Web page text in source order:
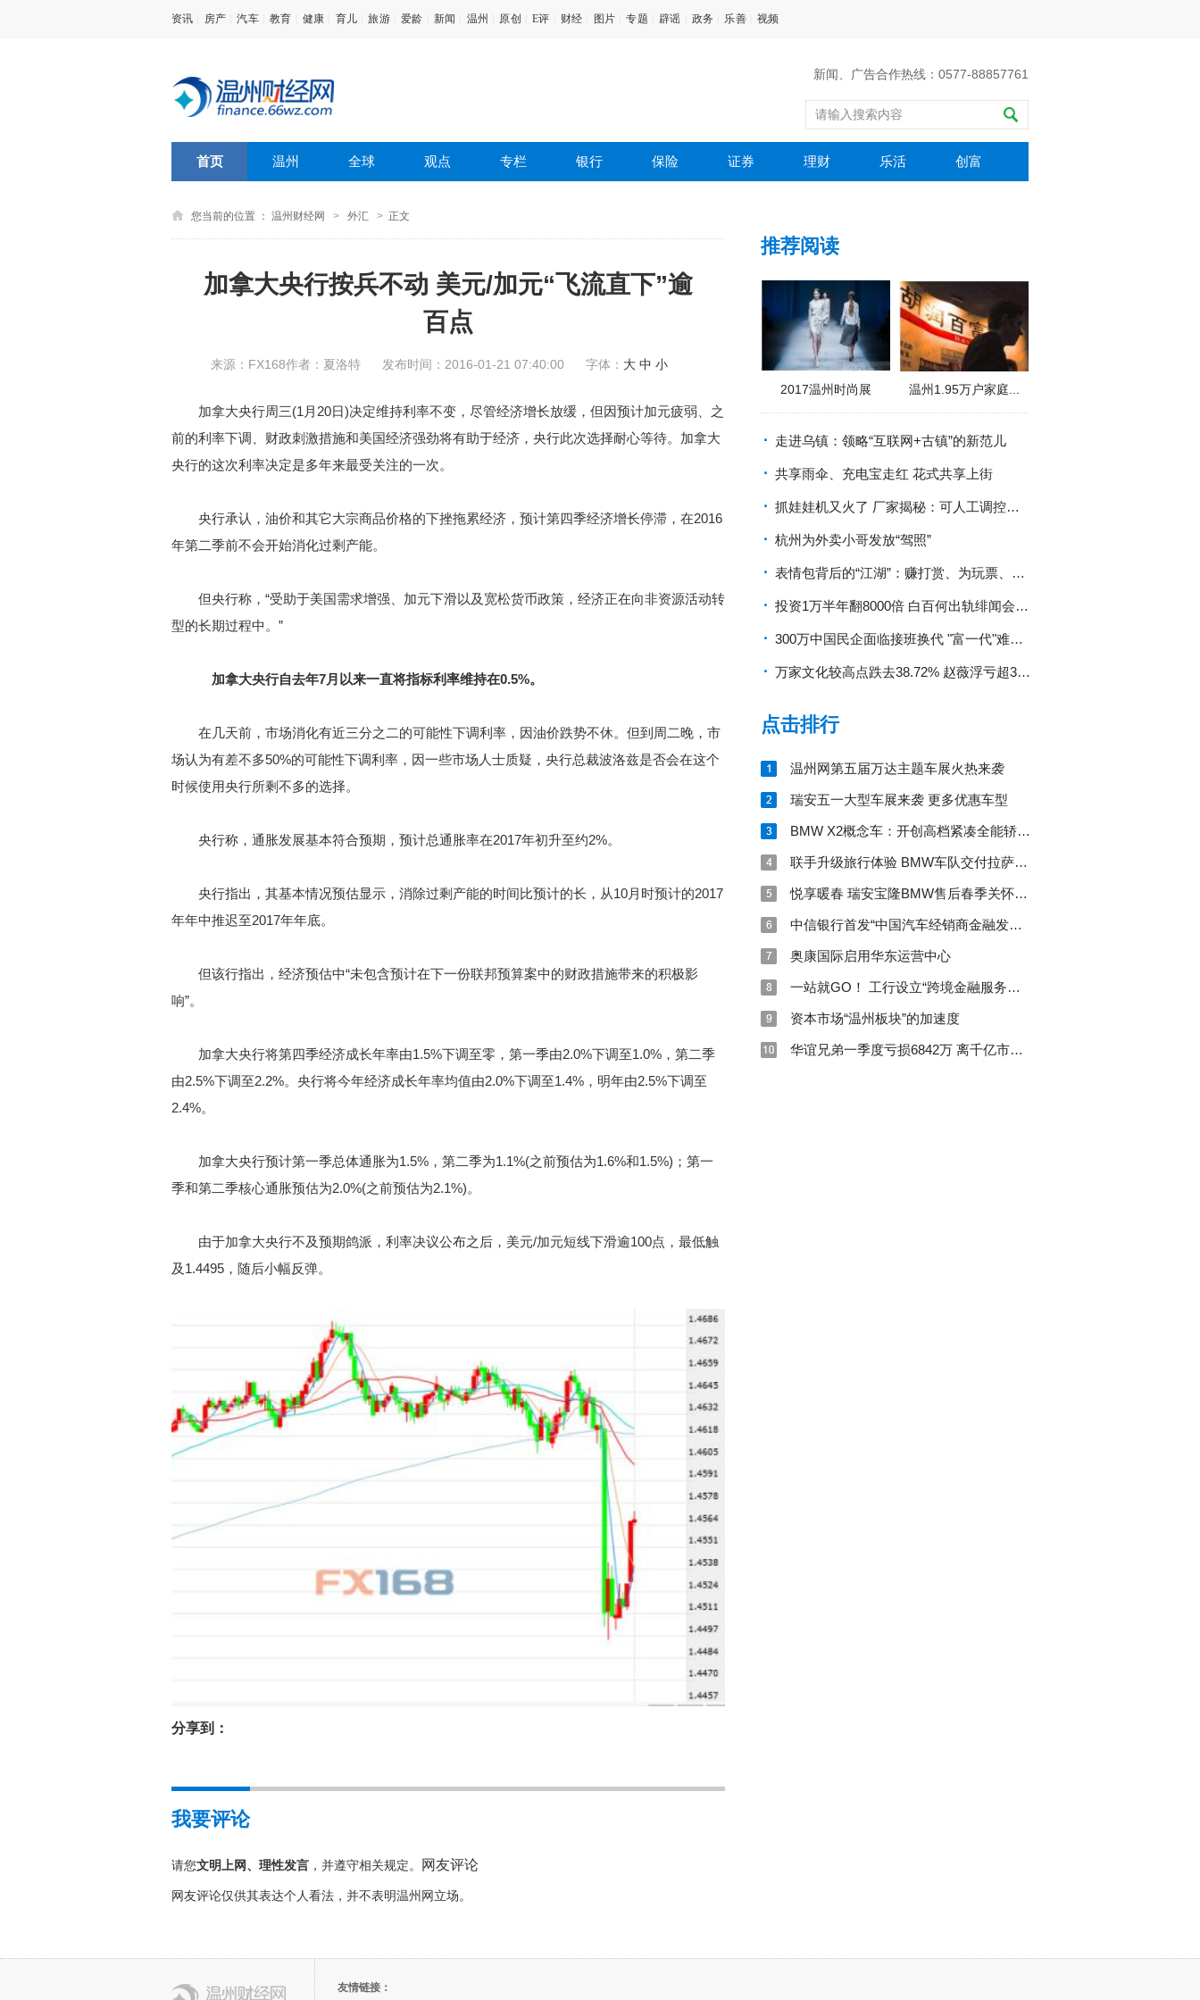
资讯 房产 汽车 教育 健康 育儿 旅游 爱龄 新闻 温州 原创 E评 财经 图片 专题 辟谣 政务 乐善 视频
新闻、广告合作热线：0577-88857761
首页 温州 全球 观点 专栏 银行 保险 证券 理财 乐活 创富
推荐阅读
2017温州时尚展 温州1.95万户家庭...
· 走进乌镇：领略“互联网+古镇”的新范儿
· 共享雨伞、充电宝走红 花式共享上街
· 抓娃娃机又火了 厂家揭秘：可人工调控抓取率
· 杭州为外卖小哥发放“驾照”
· 表情包背后的“江湖”：赚打赏、为玩票、开创事业
· 投资1万半年翻8000倍 白百何出轨绯闻会否坑投资人？
· 300万中国民企面临接班换代 "富一代"难找二代接班人
· 万家文化较高点跌去38.72% 赵薇浮亏超3800万
点击排行
温州网第五届万达主题车展火热来袭
瑞安五一大型车展来袭 更多优惠车型
BMW X2概念车：开创高档紧凑全能轿跑细分市场
联手升级旅行体验 BMW车队交付拉萨瑞吉度假酒店
悦享暖春 瑞安宝隆BMW售后春季关怀礼遇
中信银行首发“中国汽车经销商金融发展指数”
奥康国际启用华东运营中心
一站就GO！ 工行设立“跨境金融服务中心”
资本市场“温州板块”的加速度
华谊兄弟一季度亏损6842万 离千亿市值目标渐行渐远
您当前的位置 ： 温州财经网 > 外汇 > 正文
加拿大央行按兵不动 美元/加元“飞流直下”逾
百点
来源： FX168作者：夏洛特 发布时间： 2016-01-21 07:40:00 字体： 大 中 小
加拿大央行周三(1月20日)决定维持利率不变，尽管经济增长放缓，但因预计加元疲弱、之
前的利率下调、财政刺激措施和美国经济强劲将有助于经济，央行此次选择耐心等待。加拿大
央行的这次利率决定是多年来最受关注的一次。
央行承认，油价和其它大宗商品价格的下挫拖累经济，预计第四季经济增长停滞，在2016
年第二季前不会开始消化过剩产能。
但央行称，“受助于美国需求增强、加元下滑以及宽松货币政策，经济正在向非资源活动转
型的长期过程中。”
加拿大央行自去年7月以来一直将指标利率维持在0.5%。
在几天前，市场消化有近三分之二的可能性下调利率，因油价跌势不休。但到周二晚，市
场认为有差不多50%的可能性下调利率，因一些市场人士质疑，央行总裁波洛兹是否会在这个
时候使用央行所剩不多的选择。
央行称，通胀发展基本符合预期，预计总通胀率在2017年初升至约2%。
央行指出，其基本情况预估显示，消除过剩产能的时间比预计的长，从10月时预计的2017
年年中推迟至2017年年底。
但该行指出，经济预估中“未包含预计在下一份联邦预算案中的财政措施带来的积极影
响”。
加拿大央行将第四季经济成长年率由1.5%下调至零，第一季由2.0%下调至1.0%，第二季
由2.5%下调至2.2%。央行将今年经济成长年率均值由2.0%下调至1.4%，明年由2.5%下调至
2.4%。
加拿大央行预计第一季总体通胀为1.5%，第二季为1.1%(之前预估为1.6%和1.5%)；第一
季和第二季核心通胀预估为2.0%(之前预估为2.1%)。
由于加拿大央行不及预期鸽派，利率决议公布之后，美元/加元短线下滑逾100点，最低触
及1.4495，随后小幅反弹。
分享到：
我要评论
请您文明上网、理性发言 ，并遵守相关规定。 网友评论
网友评论仅供其表达个人看法，并不表明温州网立场。
友情链接：